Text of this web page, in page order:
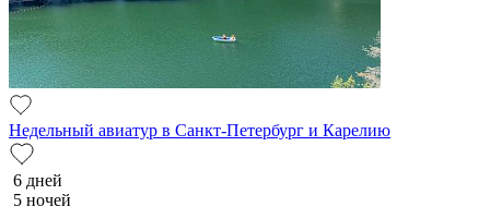
Недельный авиатур в Санкт-Петербург и Карелию
6 дней
5 ночей